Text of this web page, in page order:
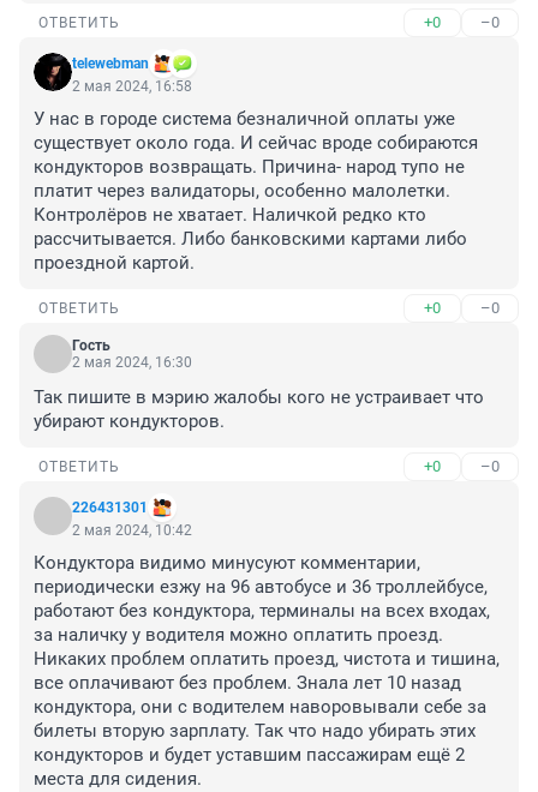
ОТВЕТИТЬ +0 –0
telewebman
2 мая 2024, 16:58
У нас в городе система безналичной оплаты уже
существует около года. И сейчас вроде собираются
кондукторов возвращать. Причина- народ тупо не
платит через валидаторы, особенно малолетки.
Контролёров не хватает. Наличкой редко кто
рассчитывается. Либо банковскими картами либо
проездной картой.
ОТВЕТИТЬ +0 –0
Гость
2 мая 2024, 16:30
Так пишите в мэрию жалобы кого не устраивает что
убирают кондукторов.
ОТВЕТИТЬ +0 –0
226431301
2 мая 2024, 10:42
Кондуктора видимо минусуют комментарии,
периодически езжу на 96 автобусе и 36 троллейбусе,
работают без кондуктора, терминалы на всех входах,
за наличку у водителя можно оплатить проезд.
Никаких проблем оплатить проезд, чистота и тишина,
все оплачивают без проблем. Знала лет 10 назад
кондуктора, они с водителем наворовывали себе за
билеты вторую зарплату. Так что надо убирать этих
кондукторов и будет уставшим пассажирам ещё 2
места для сидения.